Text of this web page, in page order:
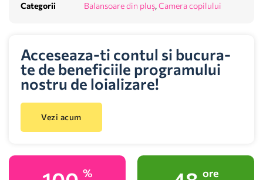
Categorii
Balansoare din pluș, Camera copilului
Acceseaza-ti contul si bucura-
te de beneficiile programului
nostru de loializare!
Vezi acum
% ore